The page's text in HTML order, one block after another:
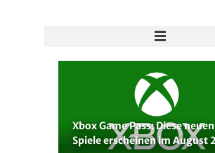
Xbox Game Pass: Diese neuen
Spiele erscheinen im August